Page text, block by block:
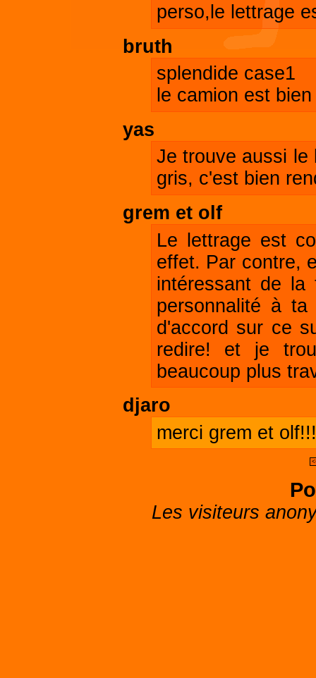
perso,le lettrage
bruth
splendide case1
le camion est
yas
Je trouve aussi le
gris, c'est bien
grem et olf
Le lettrage est
effet. Par contre,
intéressant de
personnalité à
d'accord sur ce
redire! et je
beaucoup plus
djaro
merci grem et
Les visiteurs